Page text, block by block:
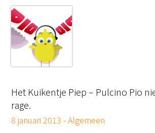
Het Kuikentje Piep – Pulcino Pio
rage.
8 januari 2013 -Algemeen